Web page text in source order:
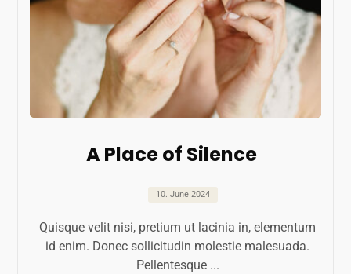
A Place of Silence
10. June 2024
Quisque velit nisi, pretium ut lacinia in, elementum
id enim. Donec sollicitudin molestie malesuada.
Pellentesque ...